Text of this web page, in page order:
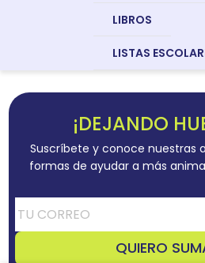
Manualidades y Arte
Recursos Digitales
LIBROS
LISTAS
¡DEJANDO
Suscríbete y conoce nuestras
formas de ayudar a más
QUIERO